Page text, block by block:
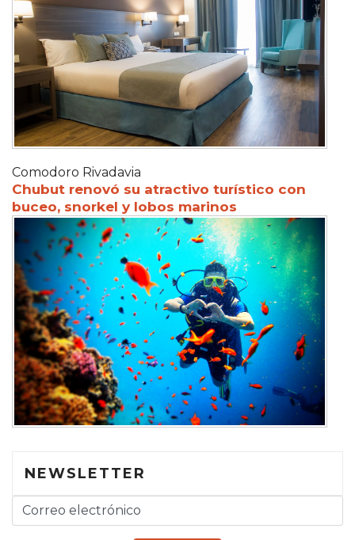
Comodoro Rivadavia
Chubut renovó su atractivo turístico con
buceo, snorkel y lobos marinos
NEWSLETTER